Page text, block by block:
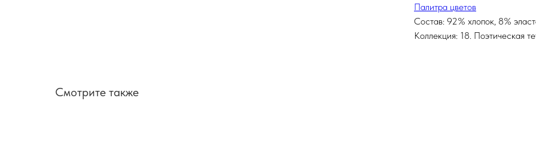
Палитра цветов
Состав: 92% хлопок, 8%
Коллекция: 18. Поэтическая
Смотрите также